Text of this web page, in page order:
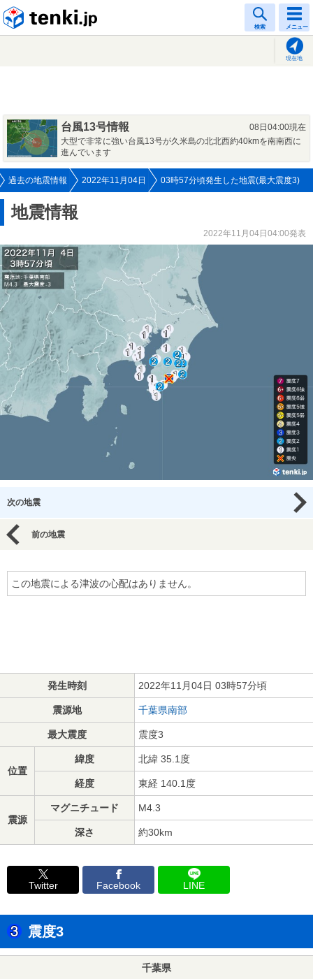
検索 メニュー
現在地
台風13号情報
08日04:00現在
大型で非常に強い台風13号が久米島の北北西約40kmを南南西に
進んでいます
過去の地震情報 2022年11月04日 03時57分頃発生した地震(最大震度3)
地震情報
2022年11月04日04:00発表
次の地震
前の地震
この地震による津波の心配はありません。
発生時刻 2022年11月04日 03時57分頃
震源地 千葉県南部
最大震度 震度3
位置
緯度 北緯 35.1度
経度 東経 140.1度
震源
マグニチュード M4.3
深さ 約30km
Twitter Facebook LINE
震度3
千葉県